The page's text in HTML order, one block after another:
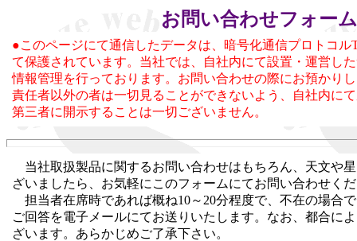
お問い合わせフォーム
●このページにて通信したデータは、暗号化通信プロトコル
て保護されています。当社では、自社内にて設置・運営し
情報管理を行っております。お問い合わせの際にお預かり
責任者以外の者は一切見ることができないよう、自社内に
第三者に開示することは一切ございません。
当社取扱製品に関するお問い合わせはもちろん、天文や
ざいましたら、お気軽にこのフォームにてお問い合わせく
担当者在席時であれば概ね10～20分程度で、不在の場合
ご回答を電子メールにてお送りいたします。なお、都合に
ざいます。あらかじめご了承下さい。